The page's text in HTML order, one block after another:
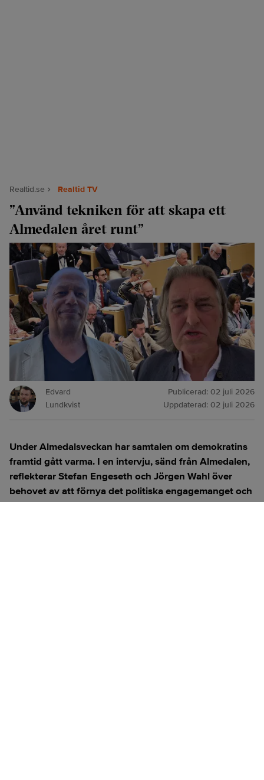
Realtid.se Realtid TV
”Använd tekniken för att skapa ett
Almedalen året runt”
Edvard
Lundkvist
Publicerad: 02 juli 2026
Uppdaterad: 02 juli 2026
Under Almedalsveckan har samtalen om demokratins
framtid gått varma. I en intervju, sänd från Almedalen,
reflekterar Stefan Engeseth och Jörgen Wahl över
behovet av att förnya det politiska engagemanget och
hur modern teknik kan användas för att överbrygga